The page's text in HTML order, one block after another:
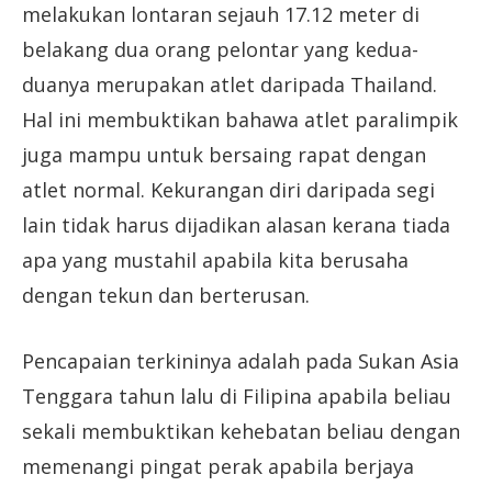
melakukan lontaran sejauh 17.12 meter di
belakang dua orang pelontar yang kedua-
duanya merupakan atlet daripada Thailand.
Hal ini membuktikan bahawa atlet paralimpik
juga mampu untuk bersaing rapat dengan
atlet normal. Kekurangan diri daripada segi
lain tidak harus dijadikan alasan kerana tiada
apa yang mustahil apabila kita berusaha
dengan tekun dan berterusan.
Pencapaian terkininya adalah pada Sukan Asia
Tenggara tahun lalu di Filipina apabila beliau
sekali membuktikan kehebatan beliau dengan
memenangi pingat perak apabila berjaya